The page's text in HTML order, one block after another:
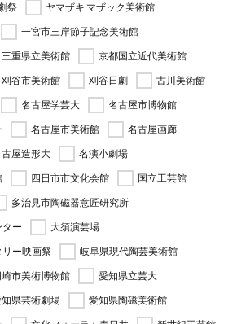
祭
ヤマザキ マザック美術館
一宮市三岸節子記念美術館
三重県立美術館
京都国立近代美術館
刈谷市美術館 刈谷日劇
古川美術館
名古屋学芸大
名古屋市博物館
名古屋市美術館
名古屋画廊
屋造形大
名演小劇場
四日市市文化会館
国立工芸館
多治見市陶磁器意匠研究所
ー
大須演芸場
ー映画祭
岐阜県現代陶芸美術館
崎市美術博物館
愛知県立芸大
県芸術劇場
愛知県陶磁美術館